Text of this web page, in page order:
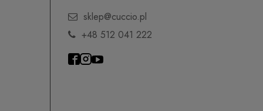
sklep@cuccio.pl
+48 512 041 222